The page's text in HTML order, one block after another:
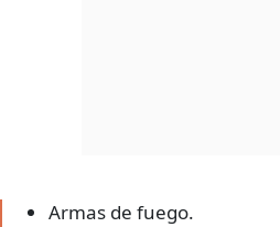
Armas de fuego.